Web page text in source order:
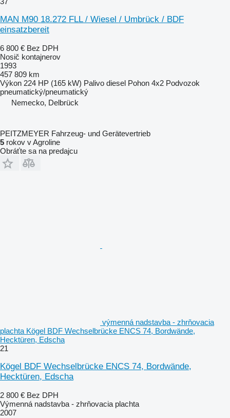
MAN M90 18.272 FLL / Wiesel / Umbrück / BDF
einsatzbereit
6 800 € Bez DPH
Nosič kontajnerov
1993
457 809 km
Výkon 224 HP (165 kW) Palivo diesel Pohon 4x2 Podvozok
pneumatický/pneumatický
Nemecko, Delbrück
PEITZMEYER Fahrzeug- und Gerätevertrieb
5 rokov v Agroline
Obráťte sa na predajcu
výmenná nadstavba - zhrňovacia
plachta Kögel BDF Wechselbrücke ENCS 74, Bordwände,
Hecktüren, Edscha
21
Kögel BDF Wechselbrücke ENCS 74, Bordwände,
Hecktüren, Edscha
2 800 € Bez DPH
Výmenná nadstavba - zhrňovacia plachta
2007